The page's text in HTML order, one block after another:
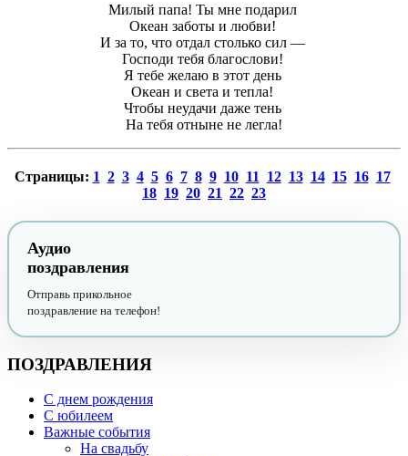
Милый папа! Ты мне подарил
Океан заботы и любви!
И за то, что отдал столько сил —
Господи тебя благослови!
Я тебе желаю в этот день
Океан и света и тепла!
Чтобы неудачи даже тень
На тебя отныне не легла!
Страницы: 1 2 3 4 5 6 7 8 9 10 11 12 13 14 15 16 17
18 19 20 21 22 23
Аудио
поздравления
Отправь прикольное
поздравление на телефон!
ПОЗДРАВЛЕНИЯ
С днем рождения
С юбилеем
Важные события
На свадьбу